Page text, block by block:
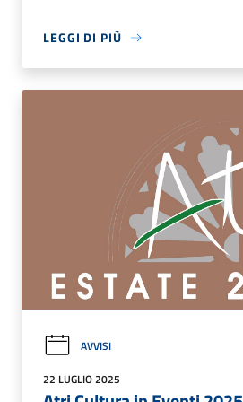
LEGGI DI PIÙ
AVVISI
22 LUGLIO 2025